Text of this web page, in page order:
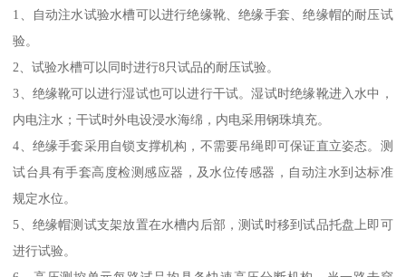
1、自动注水试验水槽可以进行绝缘靴、绝缘手套、绝缘帽的耐压试
验。
2、试验水槽可以同时进行8只试品的耐压试验。
3、绝缘靴可以进行湿试也可以进行干试。湿试时绝缘靴进入水中，
内电注水；干试时外电设浸水海绵，内电采用钢珠填充。
4、绝缘手套采用自锁支撑机构，不需要吊绳即可保证直立姿态。测
试台具有手套高度检测感应器，及水位传感器，自动注水到达标准
规定水位。
5、绝缘帽测试支架放置在水槽内后部，测试时移到试品托盘上即可
进行试验。